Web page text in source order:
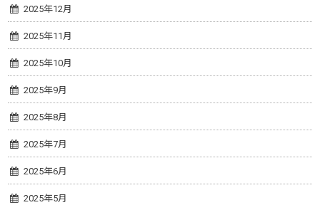
2025年12月
2025年11月
2025年10月
2025年9月
2025年8月
2025年7月
2025年6月
2025年5月